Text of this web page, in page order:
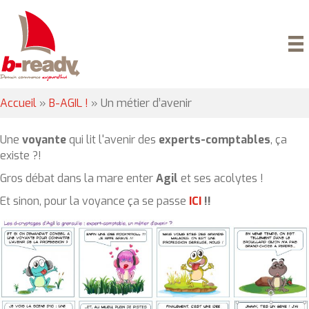
Accueil » B-AGIL ! » Un métier d’avenir
Une voyantequi lit l'avenir des experts-comptables, ça
existe ?!
Gros débat dans la mare enterAgil et ses acolytes !
Et sinon, pour la voyance ça se passe ICI !!